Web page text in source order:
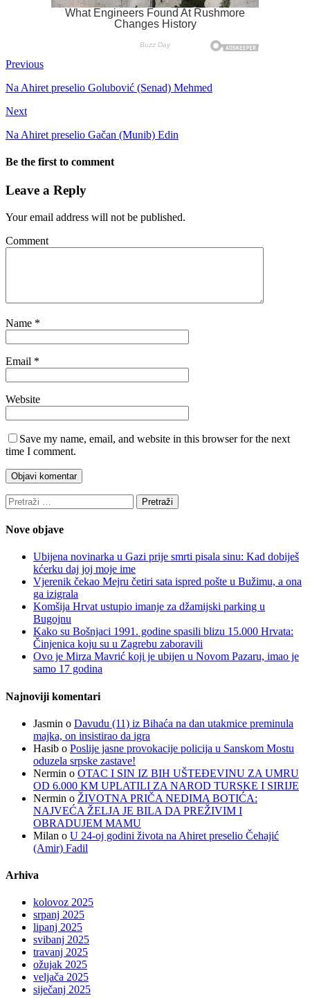
Previous
Na Ahiret preselio Golubović (Senad) Mehmed
Next
Na Ahiret preselio Gačan (Munib) Edin
Be the first to comment
Leave a Reply
Your email address will not be published.
Comment
Name *
Email *
Website
Save my name, email, and website in this browser for the next
time I comment.
Pretraži:
Nove objave
Ubijena novinarka u Gazi prije smrti pisala sinu: Kad dobiješ
kćerku daj joj moje ime
Vjerenik čekao Mejru četiri sata ispred pošte u Bužimu, a ona
ga izigrala
Komšija Hrvat ustupio imanje za džamijski parking u
Bugojnu
Kako su Bošnjaci 1991. godine spasili blizu 15.000 Hrvata:
Činjenica koju su u Zagrebu zaboravili
Ovo je Mirza Mavrić koji je ubijen u Novom Pazaru, imao je
samo 17 godina
Najnoviji komentari
Jasmin o Davudu (11) iz Bihaća na dan utakmice preminula
majka, on insistirao da igra
Hasib o Poslije jasne provokacije policija u Sanskom Mostu
oduzela srpske zastave!
Nermin o OTAC I SIN IZ BIH UŠTEĐEVINU ZA UMRU
OD 6.000 KM UPLATILI ZA NAROD TURSKE I SIRIJE
Nermin o ŽIVOTNA PRIČA NEDIMA BOTIĆA:
NAJVEĆA ŽELJA JE BILA DA PREŽIVIM I
OBRADUJEM MAMU
Milan o U 24-oj godini života na Ahiret preselio Čehajić
(Amir) Fadil
Arhiva
kolovoz 2025
srpanj 2025
lipanj 2025
svibanj 2025
travanj 2025
ožujak 2025
veljača 2025
siječanj 2025